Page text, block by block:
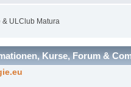
ULClub Matura
Kurse, Forum &